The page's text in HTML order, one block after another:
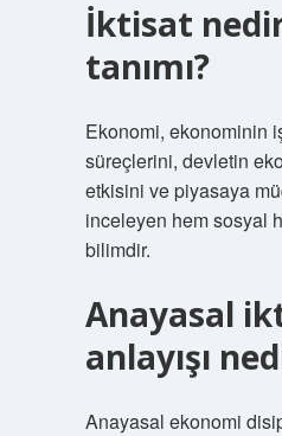
İktisat
tanımı?
Ekonomi, ekonominin
süreçlerini, devletin
etkisini ve piyasaya
inceleyen hem sosyal
bilimdir.
Anayasal
anlayışı
Anayasal ekonomi